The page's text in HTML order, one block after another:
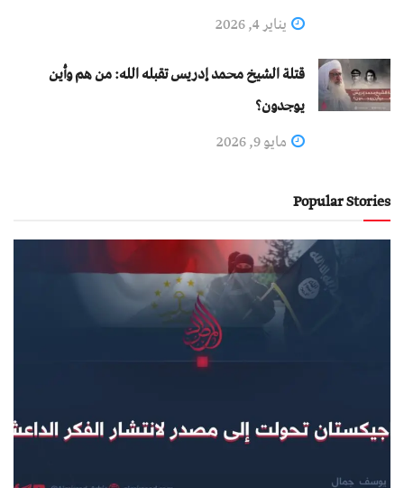
يناير 4, 2026
قتلة الشيخ محمد إدريس تقبله الله: من هم وأين
يوجدون؟
مايو 9, 2026
Popular Stories